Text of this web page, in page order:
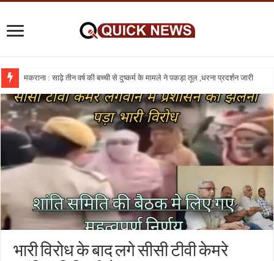
मकराना : साढ़े तीन वर्ष की बच्ची से दुष्कर्म के मामले ने पकड़ा तूल ,धरना प्रदर्शन जारी
भारी विरोध के बाद लगे सीसी टीवी केमरे